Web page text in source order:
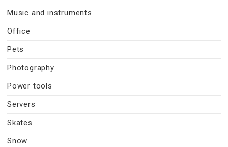
Music and instruments
Office
Pets
Photography
Power tools
Servers
Skates
Snow